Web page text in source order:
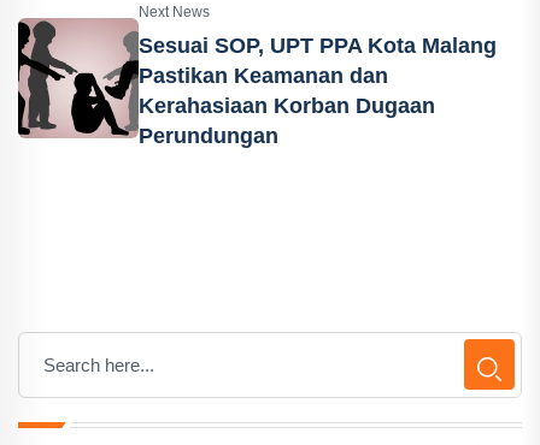
Next News
Sesuai SOP, UPT PPA Kota Malang
Pastikan Keamanan dan
Kerahasiaan Korban Dugaan
Perundungan